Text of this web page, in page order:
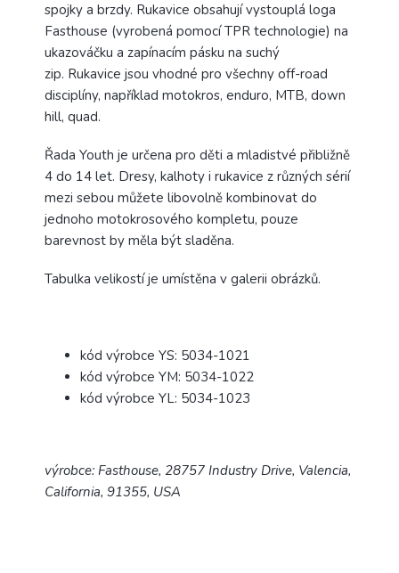
spojky a brzdy. Rukavice obsahují vystouplá loga
Fasthouse (vyrobená pomocí TPR technologie) na
ukazováčku a zapínacím pásku na suchý
zip. Rukavice jsou vhodné pro všechny off-road
disciplíny, například motokros, enduro, MTB, down
hill, quad.
Řada Youth je určena pro děti a mladistvé přibližně
4 do 14 let. Dresy, kalhoty i rukavice z různých sérií
mezi sebou můžete libovolně kombinovat do
jednoho motokrosového kompletu, pouze
barevnost by měla být sladěna.
Tabulka velikostí je umístěna v galerii obrázků.
kód výrobce YS: 5034-1021
kód výrobce YM: 5034-1022
kód výrobce YL: 5034-1023
výrobce: Fasthouse, 28757 Industry Drive, Valencia,
California, 91355, USA